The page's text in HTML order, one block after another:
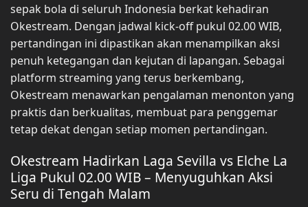
sepak bola di seluruh Indonesia berkat kehadiran
Okestream. Dengan jadwal kick-off pukul 02.00 WIB,
pertandingan ini dipastikan akan menampilkan aksi
penuh ketegangan dan kejutan di lapangan. Sebagai
platform streaming yang terus berkembang,
Okestream menawarkan pengalaman menonton yang
praktis dan berkualitas, membuat para penggemar
tetap dekat dengan setiap momen pertandingan.
Okestream Hadirkan Laga Sevilla vs Elche La
Liga Pukul 02.00 WIB – Menyuguhkan Aksi
Seru di Tengah Malam